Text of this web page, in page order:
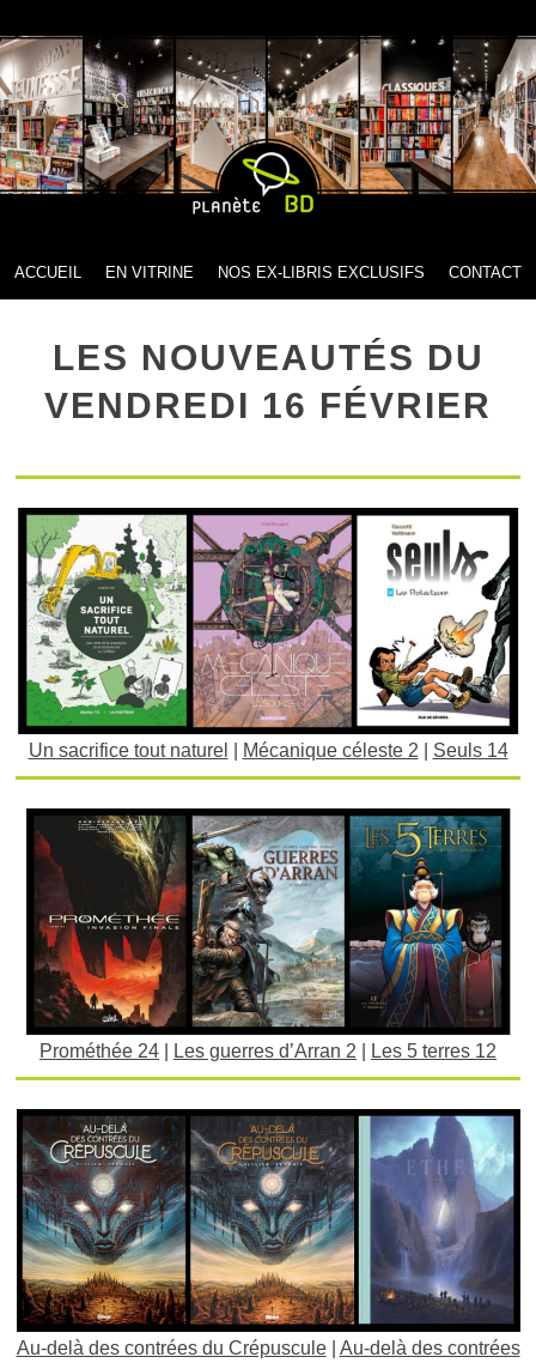
MENU
SKIP TO CONTENT
ACCUEIL EN VITRINE NOS EX-LIBRIS EXCLUSIFS CONTACT
LES NOUVEAUTÉS DU
VENDREDI 16 FÉVRIER
Un sacrifice tout naturel Mécanique céleste 2 Seuls 14
Prométhée 24 Les guerres d’Arran 2 Les 5 terres 12
Au-delà des contrées du Crépuscule| Au-delà des contrées